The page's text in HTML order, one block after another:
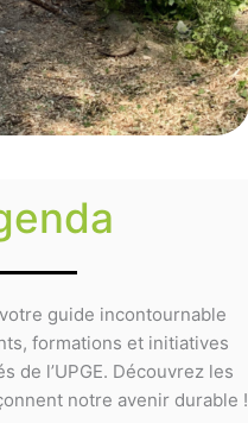
guide incontournable
formations et initiatives
de l’UPGE. Découvrez les
notre avenir durable !